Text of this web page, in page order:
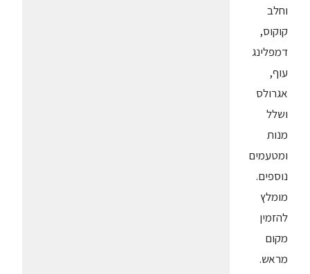
וחלב
קוקוס,
דמפלינג
עוף,
אגרולס
ושלל
מנות
ומטעמים
נוספים.
מומלץ
להזמין
מקום
מראש.